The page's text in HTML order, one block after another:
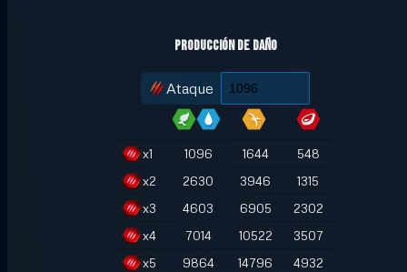
Producción de daño
Ataque
x1 1096 1644
548
x2 2630 3946
1315
x3 4603 6905
2302
x4 7014 10522
3507
x5 9864 14796
4932